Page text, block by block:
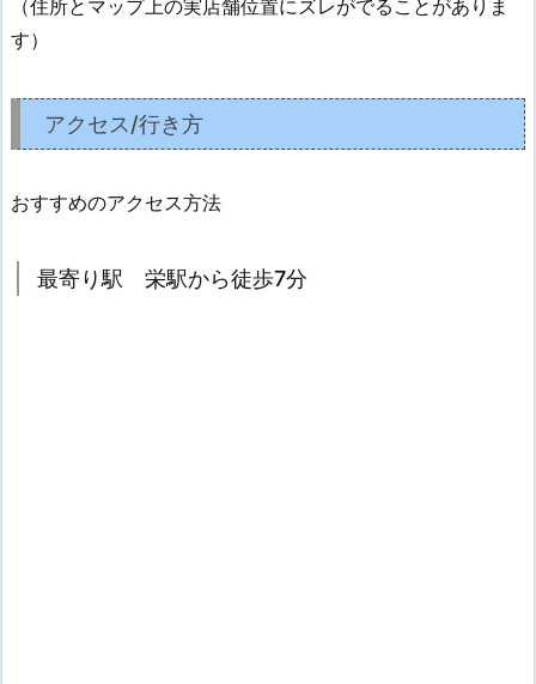
（住所とマップ上の実店舗位置にズレがでることがありま
す）
アクセス/行き方
おすすめのアクセス方法
最寄り駅 栄駅から徒歩7分